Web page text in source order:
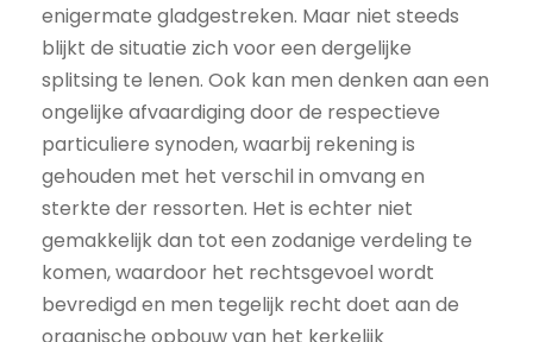
enigermate gladgestreken. Maar niet steeds
blijkt de situatie zich voor een dergelijke
splitsing te lenen. Ook kan men denken aan een
ongelijke afvaardiging door de respectieve
particuliere synoden, waarbij rekening is
gehouden met het verschil in omvang en
sterkte der ressorten. Het is echter niet
gemakkelijk dan tot een zodanige verdeling te
komen, waardoor het rechtsgevoel wordt
bevredigd en men tegelijk recht doet aan de
organische opbouw van het kerkelijk